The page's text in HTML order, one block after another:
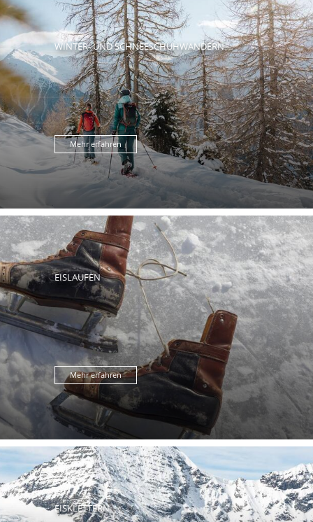
WINTER- UND SCHNEESCHUHWANDERN
Mehr erfahren
EISLAUFEN
Mehr erfahren
EISKLETTERN